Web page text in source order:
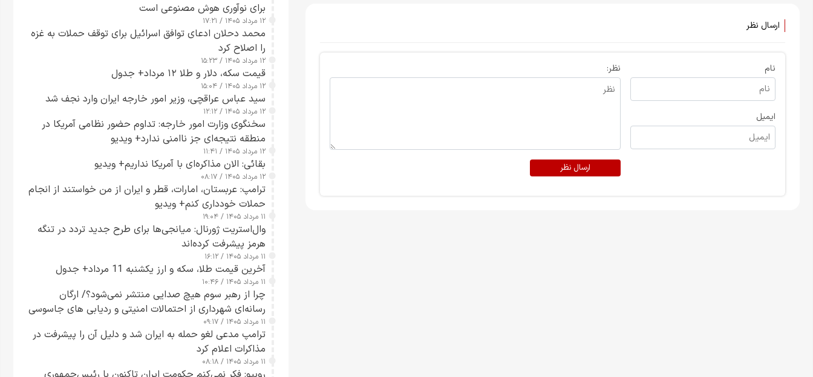
ارسال نظر
نام
ایمیل
نظر:
ارسال نظر
برای نوآوری هوش مصنوعی است
۱۲ مرداد ۱۴۰۵ / ۱۷:۲۱
محمد دحلان ادعای توافق اسرائیل برای توقف حملات به غزه
را اصلاح کرد
۱۲ مرداد ۱۴۰۵ / ۱۵:۲۳
قیمت سکه، دلار و طلا ۱۲ مرداد+ جدول
۱۲ مرداد ۱۴۰۵ / ۱۵:۰۴
سید عباس عراقچی، وزیر امور خارجه ایران وارد نجف شد
۱۲ مرداد ۱۴۰۵ / ۱۲:۱۲
سخنگوی وزارت امور خارجه: تداوم حضور نظامی آمریکا در
منطقه نتیجه‌ای جز ناامنی ندارد+ ویدیو
۱۲ مرداد ۱۴۰۵ / ۱۱:۴۱
بقائی: الان مذاکره‌ای با آمریکا نداریم+ ویدیو
۱۲ مرداد ۱۴۰۵ / ۰۸:۱۷
ترامپ: عربستان، امارات، قطر و ایران از من خواستند از انجام
حملات خودداری کنم+ ویدیو
۱۱ مرداد ۱۴۰۵ / ۱۹:۰۴
وال‌استریت ژورنال: میانجی‌ها برای طرح جدید تردد در تنگه
هرمز پیشرفت کرده‌اند
۱۱ مرداد ۱۴۰۵ / ۱۶:۱۲
آخرین قیمت طلا، سکه و ارز یکشنبه 11 مرداد+ جدول
۱۱ مرداد ۱۴۰۵ / ۱۰:۴۶
چرا از رهبر سوم هیچ صدایی منتشر نمی‌شود؟/ ارگان
رسانه‌ای شهرداری از احتمالات امنیتی و ردیابی های جاسوسی
گفت
۱۱ مرداد ۱۴۰۵ / ۰۹:۱۷
ترامپ مدعی لغو حمله به ایران شد و دلیل آن را پیشرفت در
مذاکرات اعلام کرد
۱۱ مرداد ۱۴۰۵ / ۰۸:۱۸